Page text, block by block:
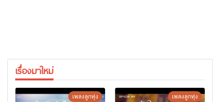
เรื่องมาใหม่
เพลงลูกทุ่ง เพลงลูกทุ่ง